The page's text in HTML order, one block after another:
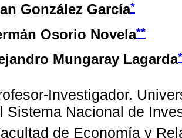
González García*
Osorio Novela**
Mungaray Lagarda
Investigador.
Sistema Nacional de
de Economía y